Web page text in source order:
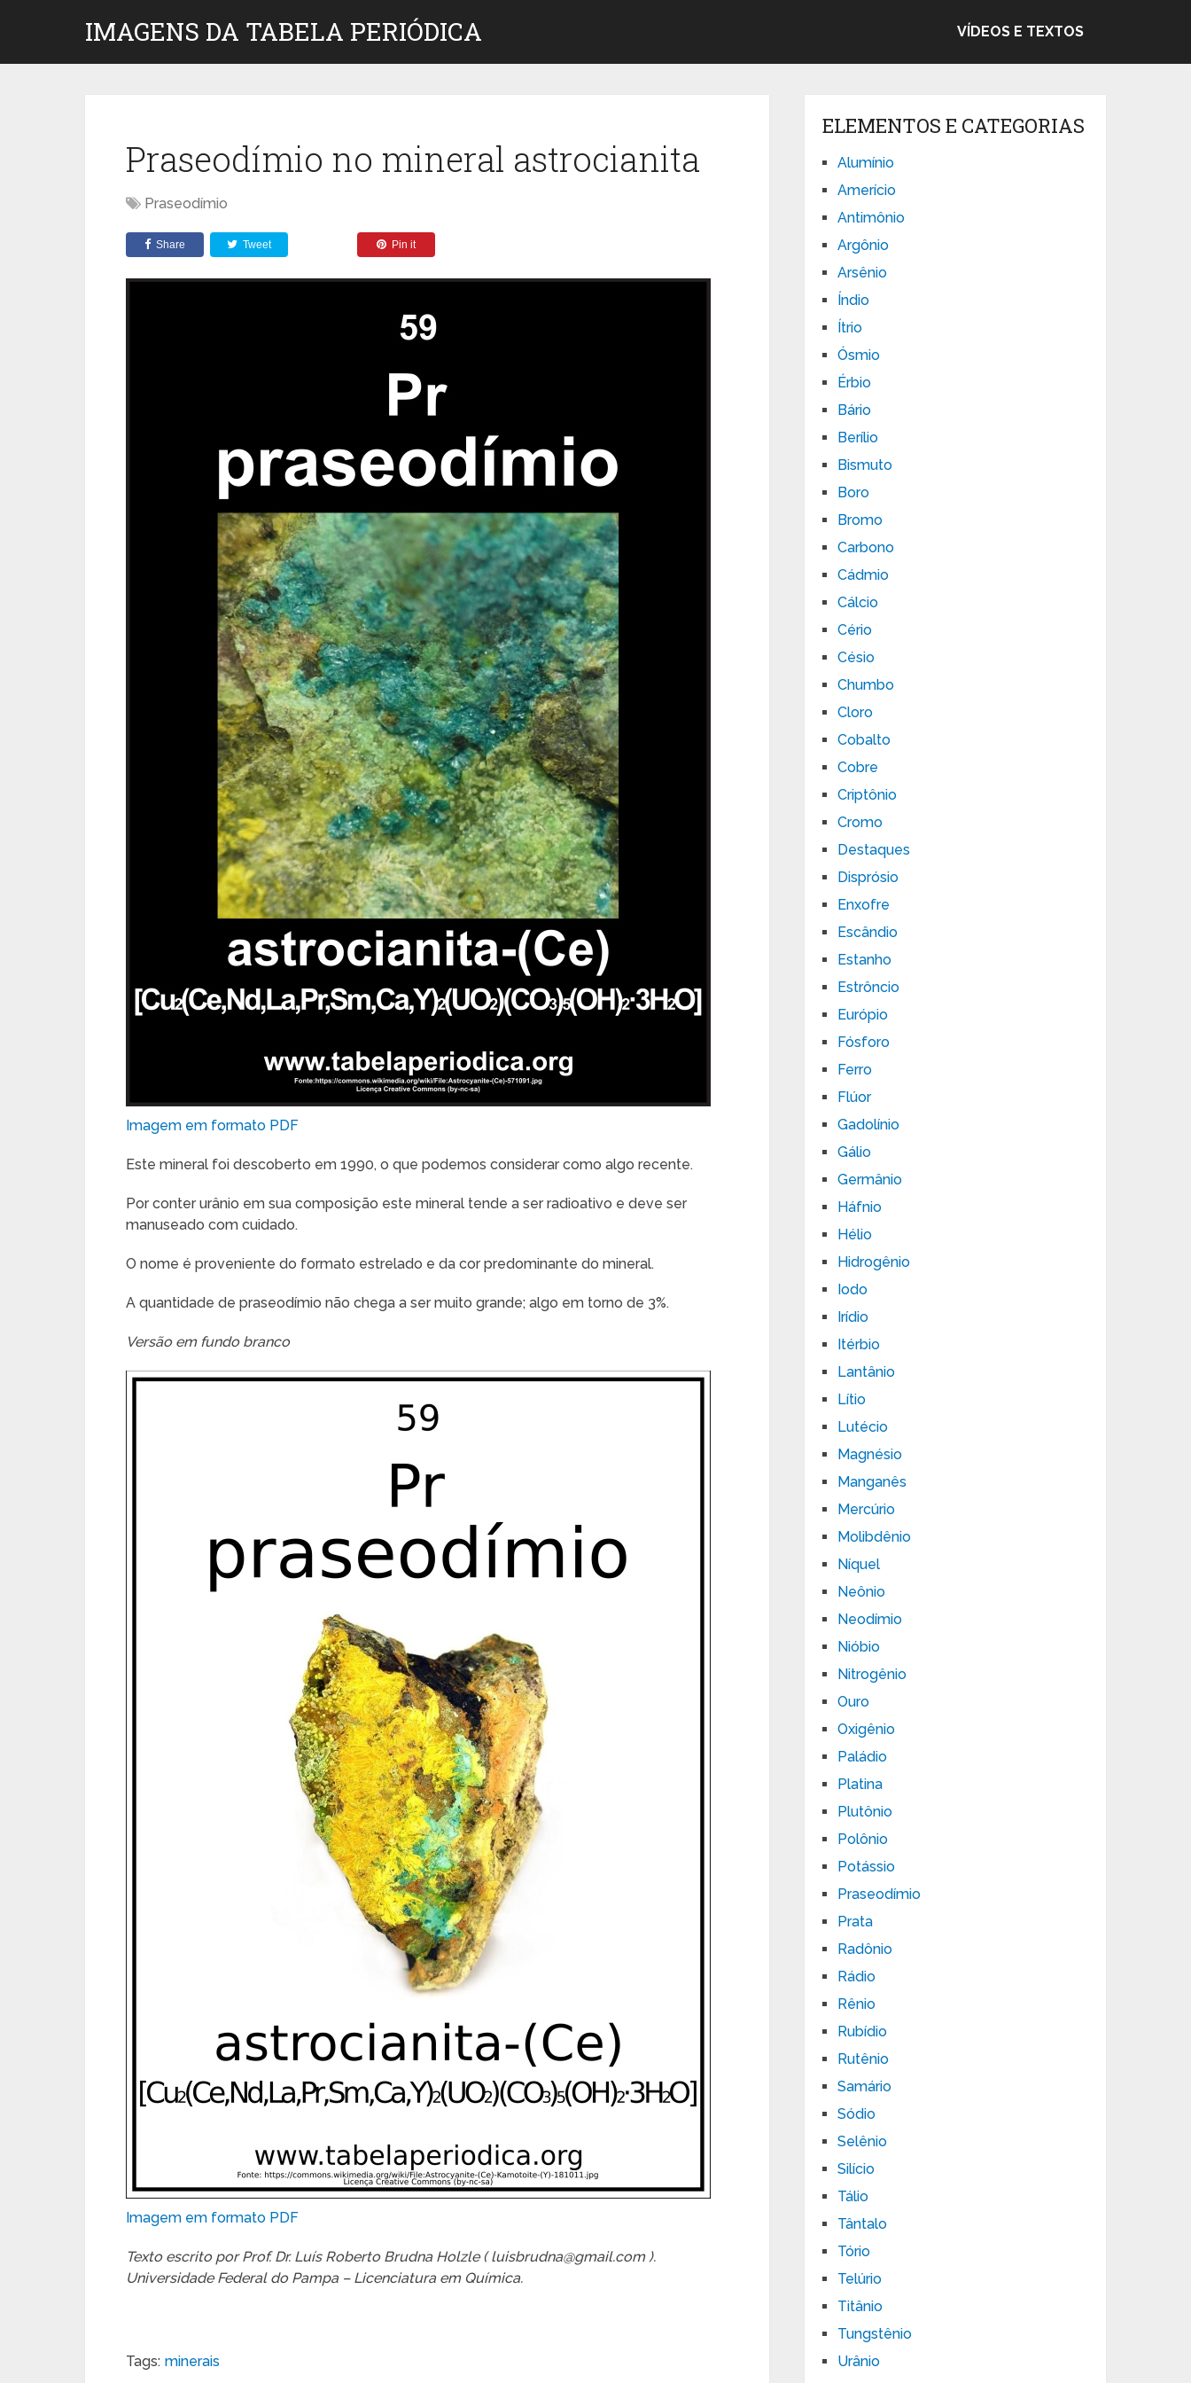
IMAGENS DA TABELA PERIÓDICA VÍDEOS E TEXTOS
Praseodímio no mineral astrocianita
Praseodímio
Share Tweet Pin it
Imagem em formato PDF
Este mineral foi descoberto em 1990, o que podemos considerar como algo recente.
Por conter urânio em sua composição este mineral tende a ser radioativo e deve ser
manuseado com cuidado.
O nome é proveniente do formato estrelado e da cor predominante do mineral.
A quantidade de praseodímio não chega a ser muito grande; algo em torno de 3%.
Versão em fundo branco
Imagem em formato PDF
Texto escrito por Prof. Dr. Luís Roberto Brudna Holzle ( luisbrudna@gmail.com ).
Universidade Federal do Pampa – Licenciatura em Química.
Tags: minerais
ELEMENTOS E CATEGORIAS
Alumínio
Amerício
Antimônio
Argônio
Arsênio
Índio
Ítrio
Ósmio
Érbio
Bário
Berílio
Bismuto
Boro
Bromo
Carbono
Cádmio
Cálcio
Cério
Césio
Chumbo
Cloro
Cobalto
Cobre
Criptônio
Cromo
Destaques
Disprósio
Enxofre
Escândio
Estanho
Estrôncio
Európio
Fósforo
Ferro
Flúor
Gadolínio
Gálio
Germânio
Háfnio
Hélio
Hidrogênio
Iodo
Irídio
Itérbio
Lantânio
Lítio
Lutécio
Magnésio
Manganês
Mercúrio
Molibdênio
Níquel
Neônio
Neodímio
Nióbio
Nitrogênio
Ouro
Oxigênio
Paládio
Platina
Plutônio
Polônio
Potássio
Praseodímio
Prata
Radônio
Rádio
Rênio
Rubídio
Rutênio
Samário
Sódio
Selênio
Silício
Tálio
Tântalo
Tório
Telúrio
Titânio
Tungstênio
Urânio